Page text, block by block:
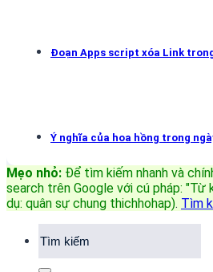
Đoạn Apps script xóa Link
Ý nghĩa của hoa hồng trong
Mẹo nhỏ: Để tìm kiếm nhanh và
search trên Google với cú pháp: "Từ
dụ: quân sự chung thichhohap). Tìm